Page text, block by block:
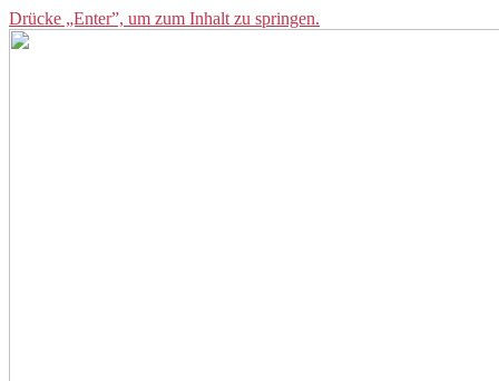
Drücke „Enter”, um zum Inhalt zu springen.